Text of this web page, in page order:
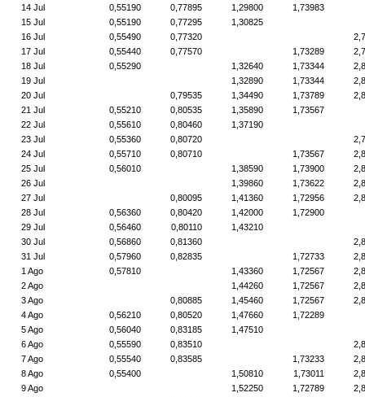
14 Jul 0,55190 0,77895 1,29800
1,73983
15 Jul
0,55190 0,77295
1,30825
16 Jul
0,55490 0,77320
17 Jul
0,55440 0,77570 1,73289
18 Jul
0,55290 1,32640 1,73344
19 Jul
1,32890 1,73344
20 Jul
0,79535 1,34490 1,73789
21 Jul
0,55210 0,80535 1,35890
1,73567
22 Jul
0,55610 0,80460
1,37190
23 Jul
0,55360 0,80720
24 Jul
0,55710 0,80710 1,73567
25 Jul
0,56010 1,38590 1,73900
26 Jul
1,39860 1,73622
27 Jul
0,80095 1,41360 1,72956
28 Jul
0,56360 0,80420 1,42000
1,72900
29 Jul
0,56460 0,80110
1,43210
30 Jul
0,56860 0,81360
31 Jul
0,57960 0,82835 1,72733
1 Ago
0,57810 1,43360 1,72567
2 Ago
1,44260 1,72567
3 Ago
0,80885 1,45460 1,72567
4 Ago
0,56210 0,80520 1,47660
1,72289
5 Ago
0,56040 0,83185
1,47510
6 Ago
0,55590 0,83510
7 Ago
0,55540 0,83585 1,73233
8 Ago
0,55400 1,50810 1,73011
9 Ago
1,52250 1,72789